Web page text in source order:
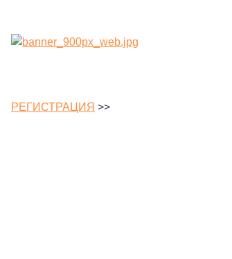
РЕГИСТРАЦИЯ >>